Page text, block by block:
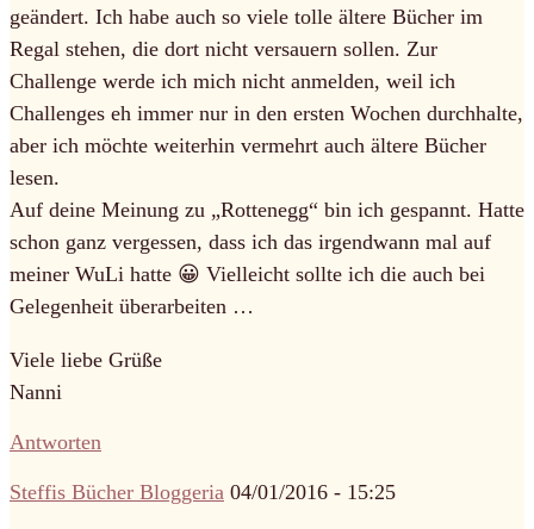
geändert. Ich habe auch so viele tolle ältere Bücher im
Regal stehen, die dort nicht versauern sollen. Zur
Challenge werde ich mich nicht anmelden, weil ich
Challenges eh immer nur in den ersten Wochen durchhalte,
aber ich möchte weiterhin vermehrt auch ältere Bücher
lesen.
Auf deine Meinung zu „Rottenegg“ bin ich gespannt. Hatte
schon ganz vergessen, dass ich das irgendwann mal auf
meiner WuLi hatte 😀 Vielleicht sollte ich die auch bei
Gelegenheit überarbeiten …
Viele liebe Grüße
Nanni
Antworten
Steffis Bücher Bloggeria 04/01/2016 - 15:25